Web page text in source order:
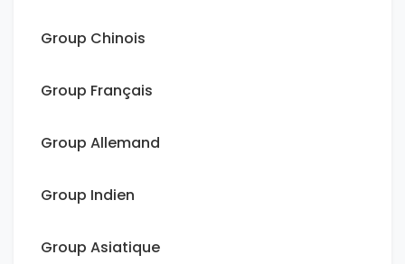
Group Chinois
Group Français
Group Allemand
Group Indien
Group Asiatique